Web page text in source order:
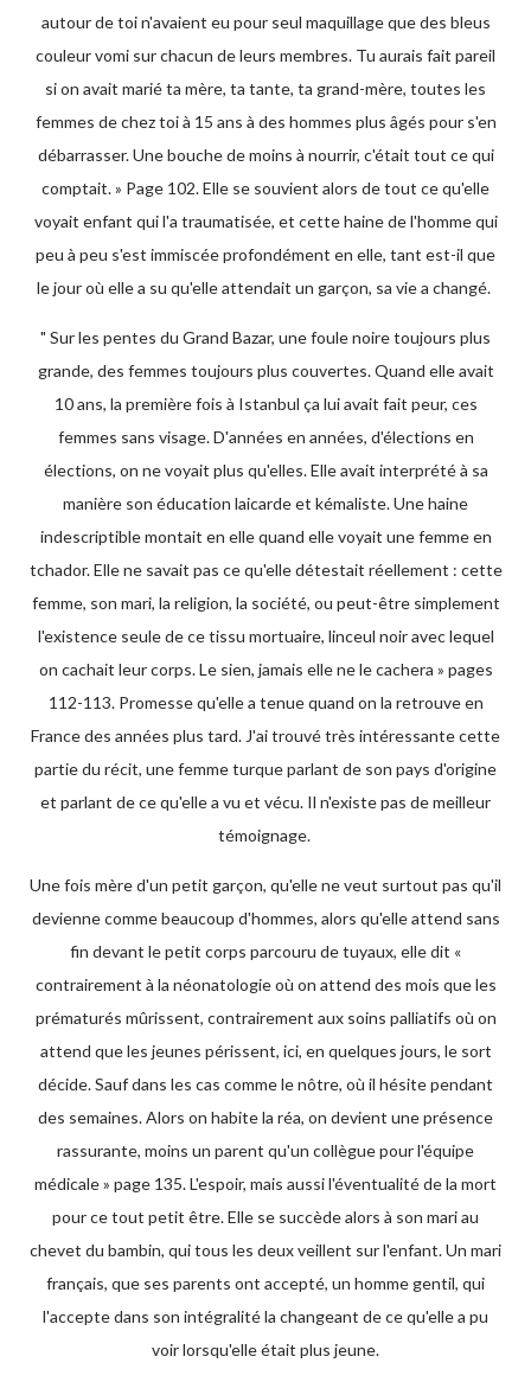
autour de toi n'avaient eu pour seul maquillage que des bleus
couleur vomi sur chacun de leurs membres. Tu aurais fait pareil
si on avait marié ta mère, ta tante, ta grand-mère, toutes les
femmes de chez toi à 15 ans à des hommes plus âgés pour s'en
débarrasser. Une bouche de moins à nourrir, c'était tout ce qui
comptait. » Page 102. Elle se souvient alors de tout ce qu'elle
voyait enfant qui l'a traumatisée, et cette haine de l'homme qui
peu à peu s'est immiscée profondément en elle, tant est-il que
le jour où elle a su qu'elle attendait un garçon, sa vie a changé.
" Sur les pentes du Grand Bazar, une foule noire toujours plus
grande, des femmes toujours plus couvertes. Quand elle avait
10 ans, la première fois à Istanbul ça lui avait fait peur, ces
femmes sans visage. D'années en années, d'élections en
élections, on ne voyait plus qu'elles. Elle avait interprété à sa
manière son éducation laicarde et kémaliste. Une haine
indescriptible montait en elle quand elle voyait une femme en
tchador. Elle ne savait pas ce qu'elle détestait réellement : cette
femme, son mari, la religion, la société, ou peut-être simplement
l'existence seule de ce tissu mortuaire, linceul noir avec lequel
on cachait leur corps. Le sien, jamais elle ne le cachera » pages
112-113. Promesse qu'elle a tenue quand on la retrouve en
France des années plus tard. J'ai trouvé très intéressante cette
partie du récit, une femme turque parlant de son pays d'origine
et parlant de ce qu'elle a vu et vécu. Il n'existe pas de meilleur
témoignage.
Une fois mère d'un petit garçon, qu'elle ne veut surtout pas qu'il
devienne comme beaucoup d'hommes, alors qu'elle attend sans
fin devant le petit corps parcouru de tuyaux, elle dit «
contrairement à la néonatologie où on attend des mois que les
prématurés mûrissent, contrairement aux soins palliatifs où on
attend que les jeunes périssent, ici, en quelques jours, le sort
décide. Sauf dans les cas comme le nôtre, où il hésite pendant
des semaines. Alors on habite la réa, on devient une présence
rassurante, moins un parent qu'un collègue pour l'équipe
médicale » page 135. L'espoir, mais aussi l'éventualité de la mort
pour ce tout petit être. Elle se succède alors à son mari au
chevet du bambin, qui tous les deux veillent sur l'enfant. Un mari
français, que ses parents ont accepté, un homme gentil, qui
l'accepte dans son intégralité la changeant de ce qu'elle a pu
voir lorsqu'elle était plus jeune.